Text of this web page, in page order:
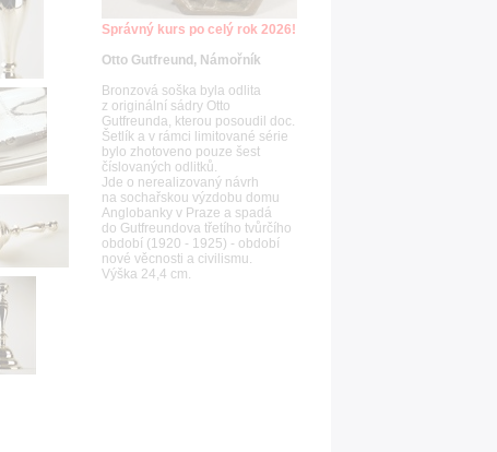
Správný kurs po celý rok 2026!
Otto Gutfreund, Námořník
Bronzová soška byla odlita
z originální sádry Otto
Gutfreunda, kterou posoudil doc.
Šetlík a v rámci limitované série
bylo zhotoveno pouze šest
číslovaných odlitků.
Jde o nerealizovaný návrh
na sochařskou výzdobu domu
Anglobanky v Praze a spadá
do Gutfreundova třetího tvůrčího
období (1920 - 1925) - období
nové věcnosti a civilismu.
Výška 24,4 cm.